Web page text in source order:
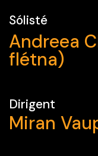
Sólisté
Andreea
flétna)
Dirigent
Miran